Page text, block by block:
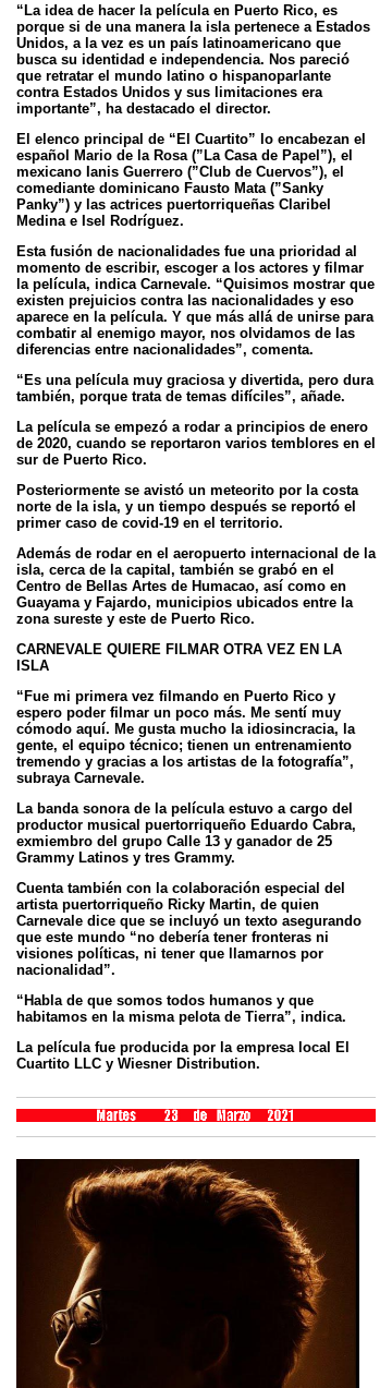
“La idea de hacer la película en Puerto Rico, es
porque si de una manera la isla pertenece a Estados
Unidos, a la vez es un país latinoamericano que
busca su identidad e independencia. Nos pareció
que retratar el mundo latino o hispanoparlante
contra Estados Unidos y sus limitaciones era
importante”, ha destacado el director.
El elenco principal de “El Cuartito” lo encabezan el
español Mario de la Rosa (”La Casa de Papel”), el
mexicano Ianis Guerrero (”Club de Cuervos”), el
comediante dominicano Fausto Mata (”Sanky
Panky”) y las actrices puertorriqueñas Claribel
Medina e Isel Rodríguez.
Esta fusión de nacionalidades fue una prioridad al
momento de escribir, escoger a los actores y filmar
la película, indica Carnevale. “Quisimos mostrar que
existen prejuicios contra las nacionalidades y eso
aparece en la película. Y que más allá de unirse para
combatir al enemigo mayor, nos olvidamos de las
diferencias entre nacionalidades”, comenta.
“Es una película muy graciosa y divertida, pero dura
también, porque trata de temas difíciles”, añade.
La película se empezó a rodar a principios de enero
de 2020, cuando se reportaron varios temblores en el
sur de Puerto Rico.
Posteriormente se avistó un meteorito por la costa
norte de la isla, y un tiempo después se reportó el
primer caso de covid-19 en el territorio.
Además de rodar en el aeropuerto internacional de la
isla, cerca de la capital, también se grabó en el
Centro de Bellas Artes de Humacao, así como en
Guayama y Fajardo, municipios ubicados entre la
zona sureste y este de Puerto Rico.
CARNEVALE QUIERE FILMAR OTRA VEZ EN LA
ISLA
“Fue mi primera vez filmando en Puerto Rico y
espero poder filmar un poco más. Me sentí muy
cómodo aquí. Me gusta mucho la idiosincracia, la
gente, el equipo técnico; tienen un entrenamiento
tremendo y gracias a los artistas de la fotografía”,
subraya Carnevale.
La banda sonora de la película estuvo a cargo del
productor musical puertorriqueño Eduardo Cabra,
exmiembro del grupo Calle 13 y ganador de 25
Grammy Latinos y tres Grammy.
Cuenta también con la colaboración especial del
artista puertorriqueño Ricky Martin, de quien
Carnevale dice que se incluyó un texto asegurando
que este mundo “no debería tener fronteras ni
visiones políticas, ni tener que
llamarnos por
nacionalidad”.
“Habla de que somos todos humanos y que
habitamos en la misma pelota de Tierra”, indica.
La película fue producida por la empresa local El
Cuartito LLC y Wiesner Distribution.